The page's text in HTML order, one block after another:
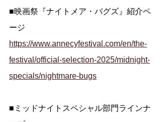
■映画祭『ナイトメア・バグズ』紹介ペ
ージ
https://www.annecyfestival.com/en/the-
festival/official-selection-2025/midnight-
specials/nightmare-bugs
■ミッドナイトスペシャル部門ラインナ